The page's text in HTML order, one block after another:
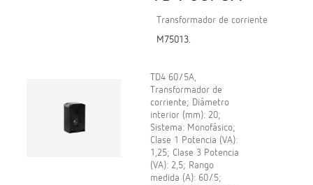
Transformador de corriente
M75013.
TD4 60/5A,
Transformador de
corriente; Diámetro
interior (mm): 20;
Sistema: Monofásico;
Clase 1 Potencia (VA):
1,25; Clase 3 Potencia
(VA): 2,5; Rango
medida (A): 60/5;